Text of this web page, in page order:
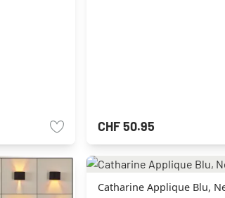
CHF 50.95
Catharine Applique Blu,